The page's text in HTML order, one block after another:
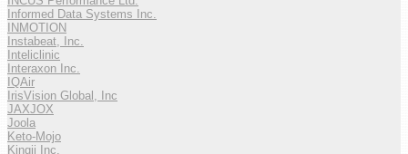
Informed Data Systems Inc.
INMOTION
Instabeat, Inc.
Inteliclinic
Interaxon Inc.
IQAir
IrisVision Global, Inc
JAXJOX
Joola
Keto-Mojo
Kingii Inc.